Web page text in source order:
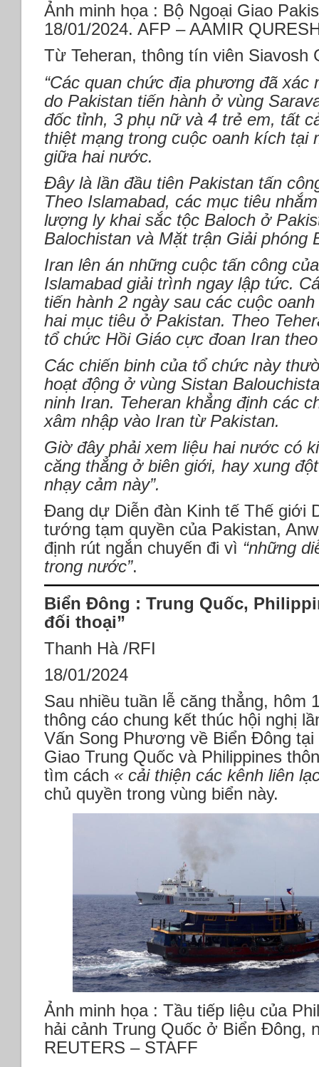
Ảnh minh họa : Bộ Ngoại Giao
18/01/2024. AFP – AAMIR
Từ Teheran, thông tín viên Siavosh
“Các quan chức địa phương đã xác
do Pakistan tiến hành ở vùng
đốc tỉnh, 3 phụ nữ và 4 trẻ em, tất
thiệt mạng trong cuộc oanh kích tại
giữa hai nước.
Đây là lần đầu tiên Pakistan tấn
Theo Islamabad, các mục tiêu
lượng ly khai sắc tộc Baloch ở
Balochistan và Mặt trận Giải phóng
Iran lên án những cuộc tấn công
Islamabad giải trình ngay lập tức.
tiến hành 2 ngày sau các cuộc
hai mục tiêu ở Pakistan. Theo
tổ chức Hồi Giáo cực đoan Iran
Các chiến binh của tổ chức này
hoạt động ở vùng Sistan
ninh Iran. Teheran khẳng định các
xâm nhập vào Iran từ Pakistan.
Giờ đây phải xem liệu hai nước có
căng thẳng ở biên giới, hay xung
nhạy cảm này”.
Đang dự Diễn đàn Kinh tế Thế giới
tướng tạm quyền của Pakistan,
định rút ngắn chuyến đi vì “những
trong nước”.
Biển Đông : Trung Quốc,
đối thoại”
Thanh Hà /RFI
18/01/2024
Sau nhiều tuần lễ căng thẳng, hôm
thông cáo chung kết thúc hội nghị
Vấn Song Phương về Biển Đông
Giao Trung Quốc và Philippines
tìm cách « cải thiện các kênh liên
chủ quyền trong vùng biển này.
Ảnh minh họa : Tầu tiếp liệu của
hải cảnh Trung Quốc ở Biển Đông,
REUTERS – STAFF